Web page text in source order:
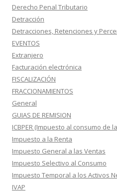
Derecho Penal Tributario
Detracción
Detracciones, Retenciones y
EVENTOS
Extranjero
Facturación electrónica
FISCALIZACIÓN
FRACCIONAMIENTOS
General
GUIAS DE REMISION
ICBPER (Impuesto al consumo de
Impuesto a la Renta
Impuesto General a las Ventas
Impuesto Selectivo al Consumo
Impuesto Temporal a los Activos
IVAP